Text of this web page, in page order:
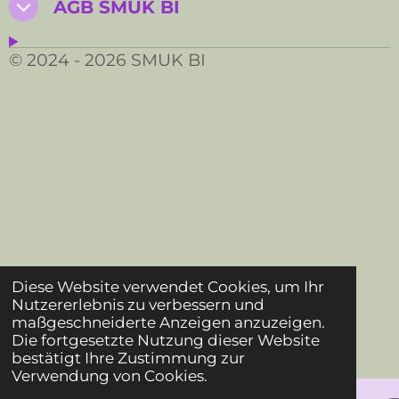
Diese Website verwendet Cookies, um Ihr
Nutzererlebnis zu verbessern und
maßgeschneiderte Anzeigen anzuzeigen.
Die fortgesetzte Nutzung dieser Website
bestätigt Ihre Zustimmung zur
Verwendung von Cookies.
AGB SMUK BI
© 2024 - 2026 SMUK BI